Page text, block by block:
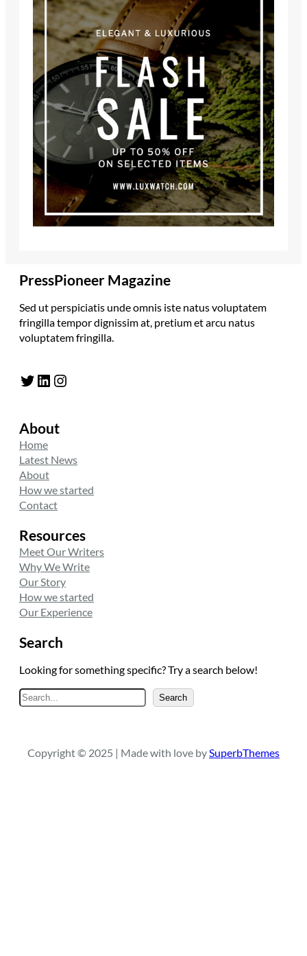
PressPioneer Magazine
Sed ut perspiciatis unde omnis iste natus voluptatem
fringilla tempor dignissim at, pretium et arcu natus
voluptatem fringilla.
Twitter LinkedIn Instagram
About
Home
Latest News
About
How we started
Contact
Resources
Meet Our Writers
Why We Write
Our Story
How we started
Our Experience
Search
Looking for something specific? Try a search below!
A
r
Search
Copyright © 2025 | Made with love by SuperbThemes